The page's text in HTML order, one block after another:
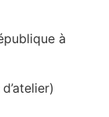
à